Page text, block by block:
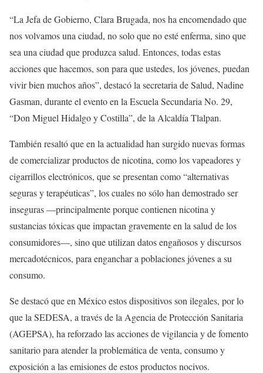
“La Jefa de Gobierno, Clara Brugada, nos ha encomendado que
nos volvamos una ciudad, no solo que no esté enferma, sino que
sea una ciudad que produzca salud. Entonces, todas estas
acciones que hacemos, son para que ustedes, los jóvenes, puedan
vivir bien muchos años”, destacó la secretaria de Salud, Nadine
Gasman, durante el evento en la Escuela Secundaria No. 29,
“Don Miguel Hidalgo y Costilla”, de la Alcaldía Tlalpan.
También resaltó que en la actualidad han surgido nuevas formas
de comercializar productos de nicotina, como los vapeadores y
cigarrillos electrónicos, que se presentan como “alternativas
seguras y terapéuticas”, los cuales no sólo han demostrado ser
inseguras —principalmente porque contienen nicotina y
sustancias tóxicas que impactan gravemente en la salud de los
consumidores—, sino que utilizan datos engañosos y discursos
mercadotécnicos, para enganchar a poblaciones jóvenes a su
consumo.
Se destacó que en México estos dispositivos son ilegales, por lo
que la SEDESA, a través de la Agencia de Protección Sanitaria
(AGEPSA), ha reforzado las acciones de vigilancia y de fomento
sanitario para atender la problemática de venta, consumo y
exposición a las emisiones de estos productos nocivos.